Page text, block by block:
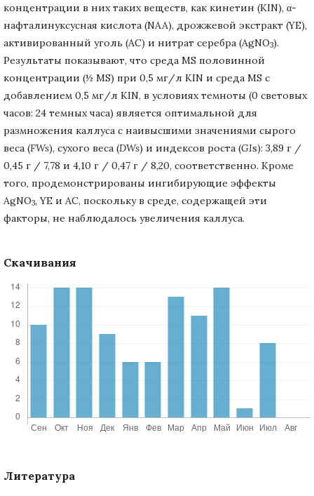
концентрации в них таких веществ, как кинетин (KIN), α-
нафталинуксусная кислота (NAA), дрожжевой экстракт (YE),
активированный уголь (AC) и нитрат серебра (AgNO3).
Результаты показывают, что среда MS половинной
концентрации (½ MS) при 0,5 мг/л KIN и среда MS с
добавлением 0,5 мг/л KIN, в условиях темноты (0 световых
часов: 24 темных часа) является оптимальной для
размножения каллуса с наивысшими значениями сырого
веса (FWs), сухого веса (DWs) и индексов роста (GIs): 3,89 г /
0,45 г / 7,78 и 4,10 г / 0,47 г / 8,20, соответственно. Кроме
того, продемонстрированы ингибирующие эффекты
AgNO3, YE и AC, поскольку в среде, содержащей эти
факторы, не наблюдалось увеличения каллуса.
Скачивания
Литература